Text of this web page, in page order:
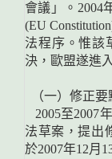
會議」。2004
(EU
法程序。惟該
決，歐盟遂進
（一）修正要
2005至2007
法草案，提出
於2007年12月